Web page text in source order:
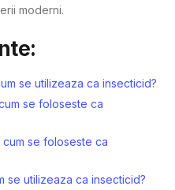
moderni.
se utilizeaza ca insecticid?
se foloseste ca
cum se foloseste ca
se utilizeaza ca insecticid?